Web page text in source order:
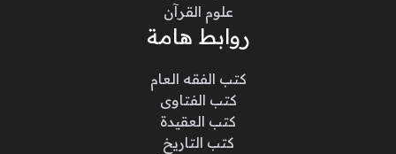
علوم القرآن
روابط هامة
كتب الفقه العام
كتب الفتاوى
كتب العقيدة
كتب التاريخ